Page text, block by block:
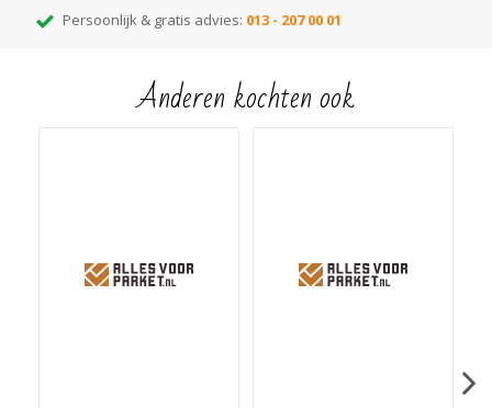
Persoonlijk & gratis advies: 013 - 207 00 01
Anderen kochten ook